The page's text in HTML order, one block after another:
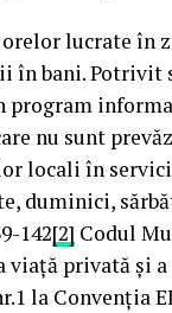
lucrate în
în bani.
program
nu sunt
locali în
duminici,
142[2] Codul
privată și
la Convenția